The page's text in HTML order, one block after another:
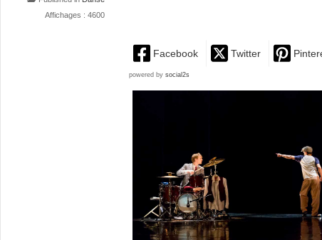
Affichages : 4600
Facebook Twitter
powered by social2s